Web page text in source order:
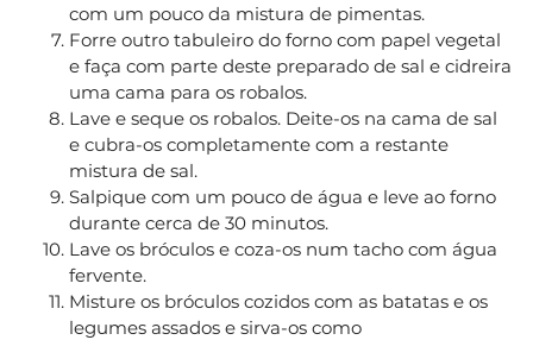
com um pouco da mistura de pimentas.
Forre outro tabuleiro do forno com papel vegetal
e faça com parte deste preparado de sal e cidreira
uma cama para os robalos.
Lave e seque os robalos. Deite-os na cama de sal
e cubra-os completamente com a restante
mistura de sal.
Salpique com um pouco de água e leve ao forno
durante cerca de 30 minutos.
Lave os bróculos e coza-os num tacho com água
fervente.
Misture os bróculos cozidos com as batatas e os
legumes assados e sirva-os como